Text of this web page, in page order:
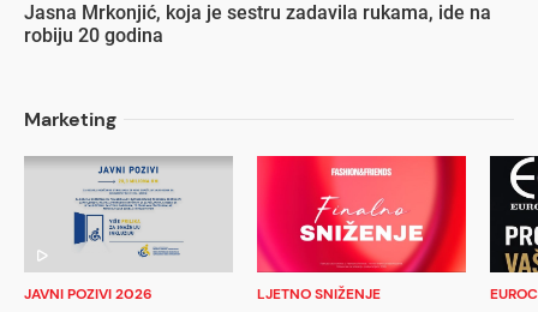
Jasna Mrkonjić, koja je sestru zadavila rukama, ide na
robiju 20 godina
Marketing
JAVNI POZIVI 2026 LJETNO SNIŽENJE